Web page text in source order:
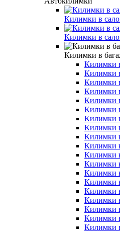
Килимки в
Килимки в
Килимки в
Килимки
Килимки
Килимки
Килимки
Килимки
Килимки
Килимки
Килимки
Килимки
Килимки
Килимки
Килимки
Килимки
Килимки
Килимки
Килимки
Килимки
Килимки
Килимки